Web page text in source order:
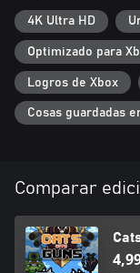
4K Ultra HD
Optimizado para
Logros de Xbox
Cosas guardadas
Comparar